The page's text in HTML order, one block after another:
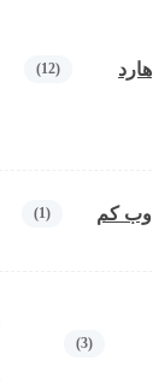
هارد (12)
وب کم (1)
(3)